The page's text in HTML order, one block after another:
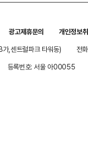
광고제휴문의
개인정보
,센트럴파크 타워동)
전
등록번호: 서울 아00055